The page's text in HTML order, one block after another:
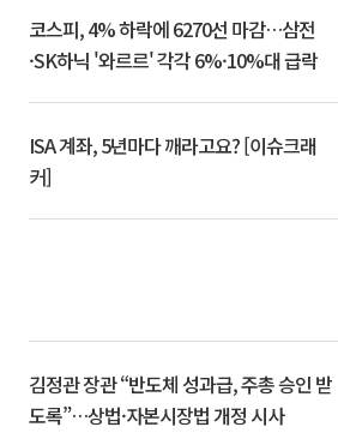
코스피, 4% 하락에 6270선 마감…삼전
·SK하닉 '와르르' 각각 6%·10%대 급락
ISA 계좌, 5년마다 깨라고요? [이슈크래
커]
김정관 장관 “반도체 성과급, 주총 승인 받
도록”…상법·자본시장법 개정 시사